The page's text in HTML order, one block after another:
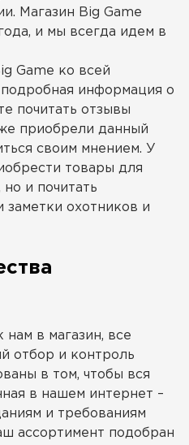
Магазин Big Game
и мы всегда идем в
Game ко всей
информация о
почитать отзывы
приобрели данный
своим мнением. У
товары для
и почитать
заметки охотников и
нам в магазин, все
отбор и контроль
в том, чтобы вся
в нашем интернет –
и требованиям
ассортимент подобран